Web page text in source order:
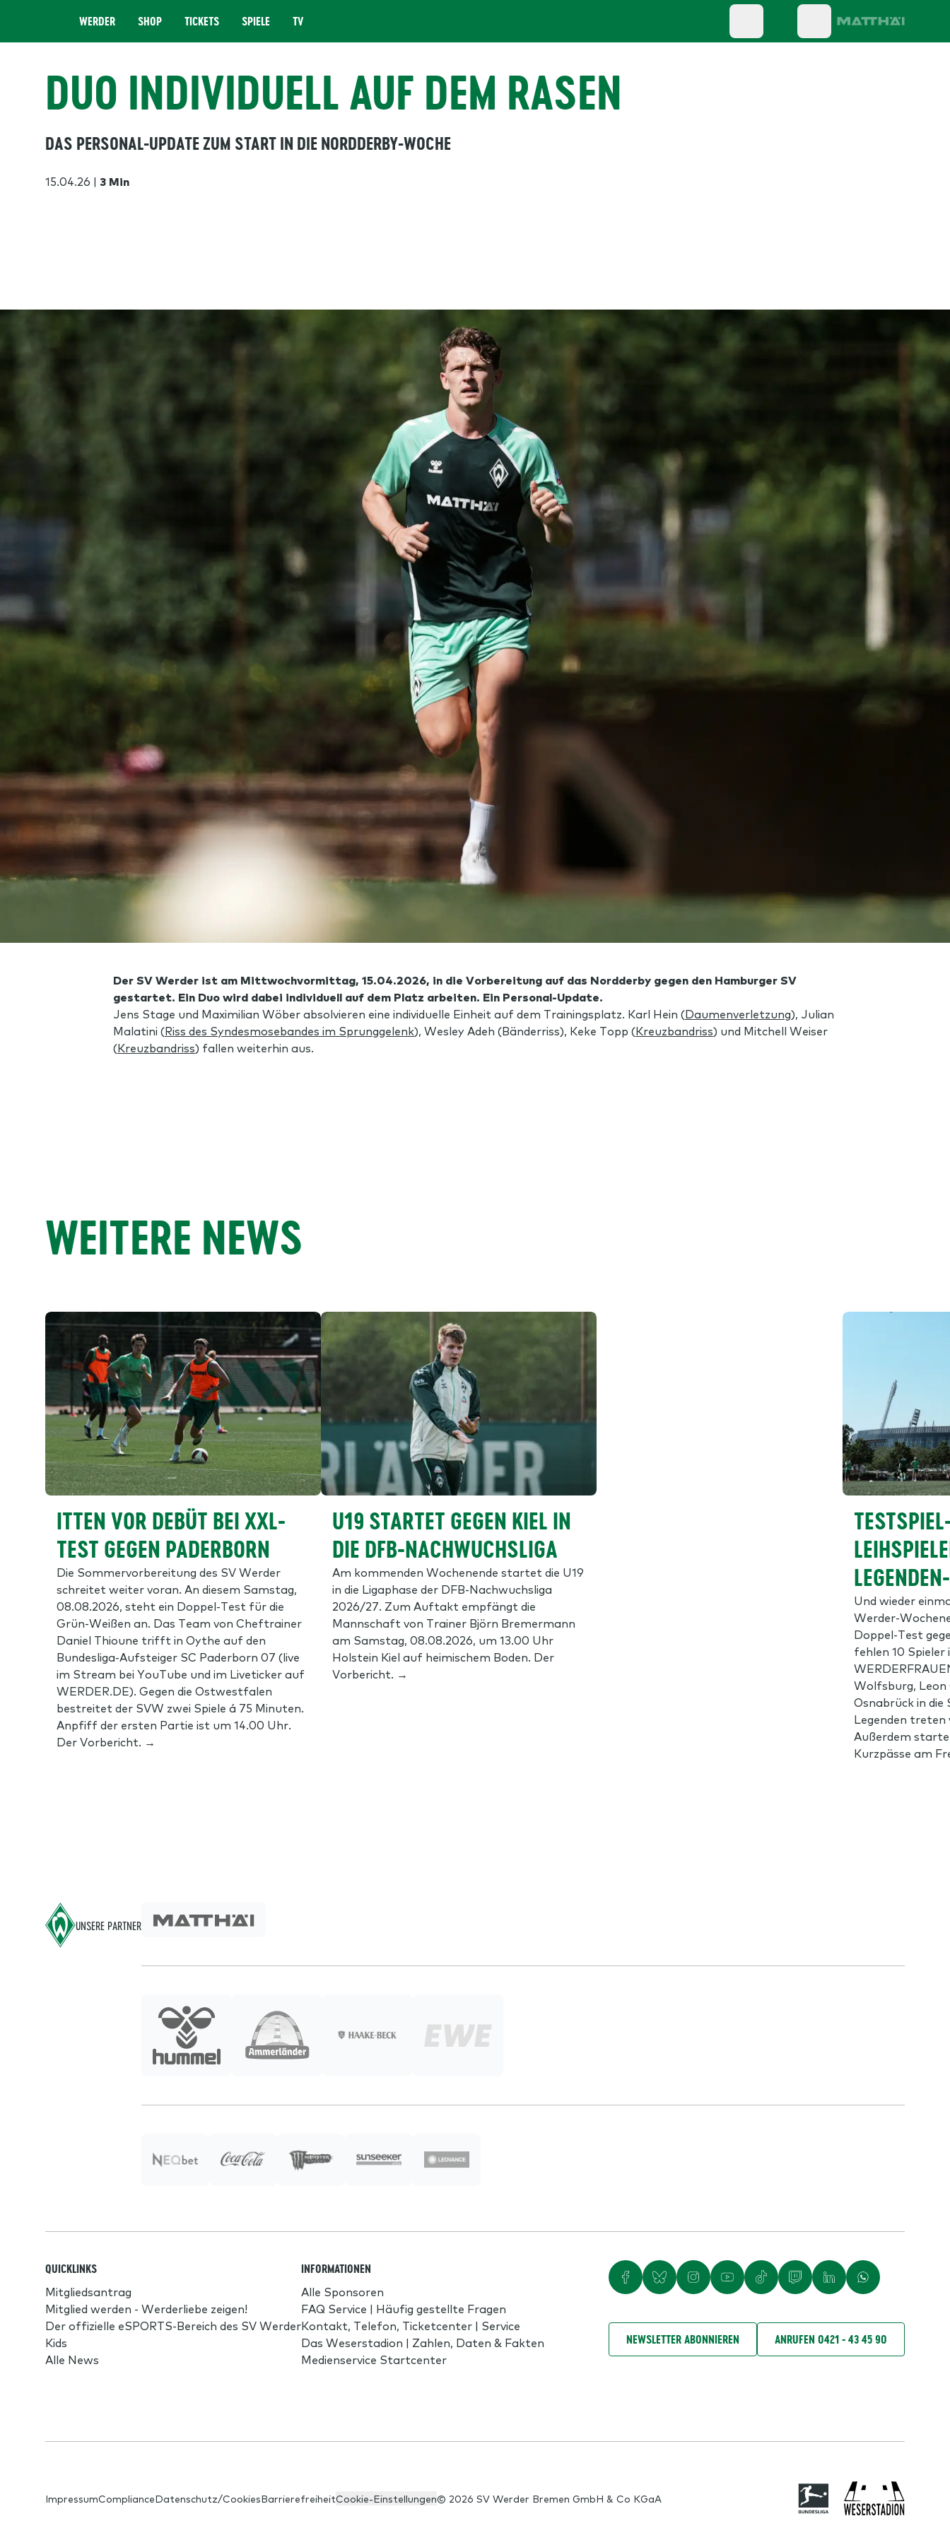
WERDER SHOP TICKETS SPIELE TV
DUO INDIVIDUELL AUF DEM RASEN
DAS PERSONAL-UPDATE ZUM START IN DIE NORDDERBY-WOCHE
15.04.26 | 3 Min
Der SV Werder ist am Mittwochvormittag, 15.04.2026, in die Vorbereitung auf das Nordderby gegen den Hamburger SV
gestartet. Ein Duo wird dabei individuell auf dem Platz arbeiten. Ein Personal-Update.
Jens Stage und Maximilian Wöber absolvieren eine individuelle Einheit auf dem Trainingsplatz. Karl Hein (Daumenverletzung), Julian
Malatini (Riss des Syndesmosebandes im Sprunggelenk), Wesley Adeh (Bänderriss), Keke Topp (Kreuzbandriss) und Mitchell Weiser
(Kreuzbandriss) fallen weiterhin aus.
WEITERE NEWS
ITTEN VOR DEBÜT BEI XXL-
TEST GEGEN PADERBORN
Die Sommervorbereitung des SV Werder
schreitet weiter voran. An diesem Samstag,
08.08.2026, steht ein Doppel-Test für die
Grün-Weißen an. Das Team von Cheftrainer
Daniel Thioune trifft in Oythe auf den
Bundesliga-Aufsteiger SC Paderborn 07 (live
im Stream bei YouTube und im Liveticker auf
WERDER.DE). Gegen die Ostwestfalen
bestreitet der SVW zwei Spiele á 75 Minuten.
Anpfiff der ersten Partie ist um 14.00 Uhr.
Der Vorbericht. →
U19 STARTET GEGEN KIEL IN
DIE DFB-NACHWUCHSLIGA
Am kommenden Wochenende startet die U19
in die Ligaphase der DFB-Nachwuchsliga
2026/27. Zum Auftakt empfängt die
Mannschaft von Trainer Björn Bremermann
am Samstag, 08.08.2026, um 13.00 Uhr
Holstein Kiel auf heimischem Boden. Der
Vorbericht. →
Und wieder
Werder-
Doppel-Test
fehlen 10 Spieler
Wolfsburg,
Osnabrück in die
Legenden treten
Außerdem
Kurzpässe am
UNSERE PARTNER
QUICKLINKS
Mitgliedsantrag
Mitglied werden - Werderliebe zeigen!
Der offizielle eSPORTS-Bereich des SV Werder
Kids
Alle News
INFORMATIONEN
Alle Sponsoren
FAQ Service | Häufig gestellte Fragen
Kontakt, Telefon, Ticketcenter | Service
Das Weserstadion | Zahlen, Daten & Fakten
Medienservice Startcenter
NEWSLETTER ABONNIEREN ANRUFEN 0421 - 43 45 90
ImpressumComplianceDatenschutz/CookiesBarrierefreiheitCookie-Einstellungen© 2026 SV Werder Bremen GmbH & Co KGaA